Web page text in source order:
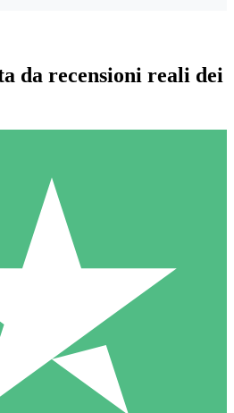
Crediti Individuali
di download. Nessun impegno
1 Download
10
da recensioni reali dei